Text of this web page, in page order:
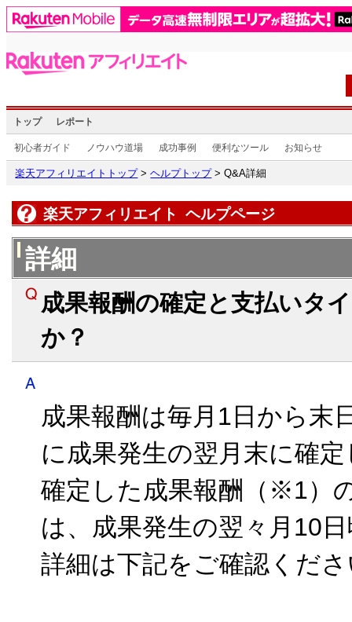
トップ レポート
初心者ガイド ノウハウ道場 成功事例 便利なツール お知らせ
楽天アフィリエイトトップ>ヘルプトップ> Q&A詳細
楽天アフィリエイト ヘルプページ
詳細
成果報酬の確定と支払いタ
か？
成果報酬は毎月1日から末
に成果発生の翌月末に確
確定した成果報酬（※1）
は、成果発生の翌々月10
詳細は下記をご確認くだ